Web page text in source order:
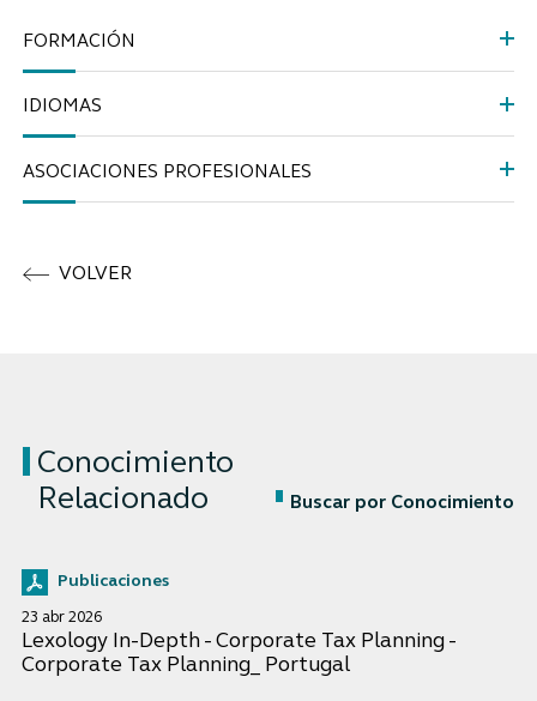
FORMACIÓN
IDIOMAS
ASOCIACIONES PROFESIONALES
VOLVER
Conocimiento
Relacionado
Buscar por Conocimiento
Publicaciones
23 abr 2026
Lexology In-Depth - Corporate Tax Planning -
Corporate Tax Planning_ Portugal